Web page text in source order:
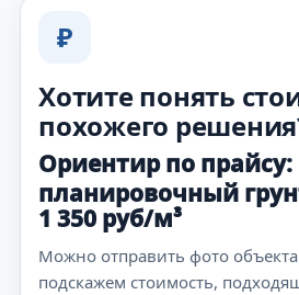
₽
Хотите понять
похожего
Ориентир по прайсу:
планировочный
1 350 руб/м³
Можно отправить фото
подскажем стоимость,